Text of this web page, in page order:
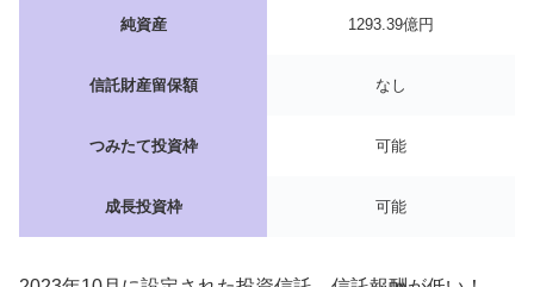
純資産 1293.39億円
信託財産留保額 なし
つみたて投資枠 可能
成長投資枠 可能